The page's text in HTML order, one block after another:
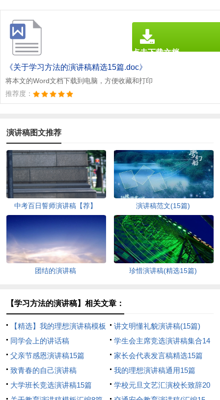
《关于学习方法的演讲稿精选15篇.doc》
将本文的Word文档下载到电脑，方便收藏和打印
推荐度：
点击下载文档
文档为doc格式
演讲稿图文推荐
中考百日誓师演讲稿【荐】 演讲稿范文(15篇)
团结的演讲稿 珍惜演讲稿(精选15篇)
【学习方法的演讲稿】相关文章：
【精选】我的理想演讲稿模板
汇编9篇
讲文明懂礼貌演讲稿(15篇)
同学会上的讲话稿
学生会主席竞选演讲稿集合14
篇
父亲节感恩演讲稿15篇
家长会代表发言稿精选15篇
致青春的自己演讲稿
我的理想演讲稿通用15篇
大学班长竞选演讲稿15篇
学校元旦文艺汇演校长致辞20